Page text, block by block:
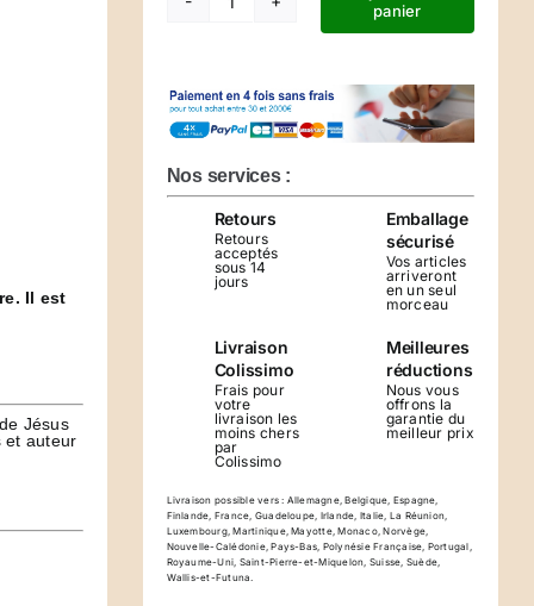
Il est
Jésus
et auteur
quantité
Jésus
Marie
CHRIZELTIA
panier
Nos services :
Retours
Retours
acceptés
sous 14
jours
Emballage
sécurisé
Vos articles
arriveront
en un seul
morceau
Livraison
Colissimo
Frais pour
votre
livraison les
moins chers
par
Colissimo
Meilleures
réductions
Nous vous
offrons la
garantie du
meilleur prix
Livraison possible vers : Allemagne, Belgique, Espagne,
Finlande, France, Guadeloupe, Irlande, Italie, La Réunion,
Luxembourg, Martinique, Mayotte, Monaco, Norvège,
Nouvelle-Calédonie, Pays-Bas, Polynésie Française, Portugal,
Royaume-Uni, Saint-Pierre-et-Miquelon, Suisse, Suède,
Wallis-et-Futuna.